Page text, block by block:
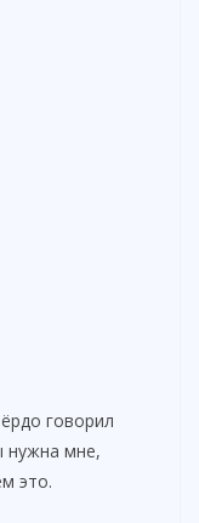
говорил
нужна мне,
это.